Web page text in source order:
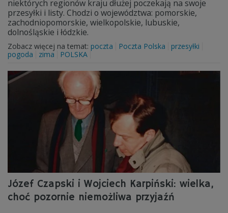
niektórych regionów kraju dłużej poczekają na swoje
przesyłki i listy. Chodzi o województwa: pomorskie,
zachodniopomorskie, wielkopolskie, lubuskie,
dolnośląskie i łódzkie.
Zobacz więcej na temat: poczta Poczta Polska
przesyłki
pogoda
zima POLSKA
Józef Czapski i Wojciech Karpiński: wielka,
choć pozornie niemożliwa przyjaźń